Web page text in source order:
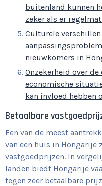
buitenland kunnen
zeker als er
Culturele verschillen
nieuwkomers in
Onzekerheid over
economische
kan invloed hebben
Betaalbare
Een van de meest
van een huis in Hongarije
vastgoedprijzen. In
landen biedt Hongarije
tegen zeer betaalbare